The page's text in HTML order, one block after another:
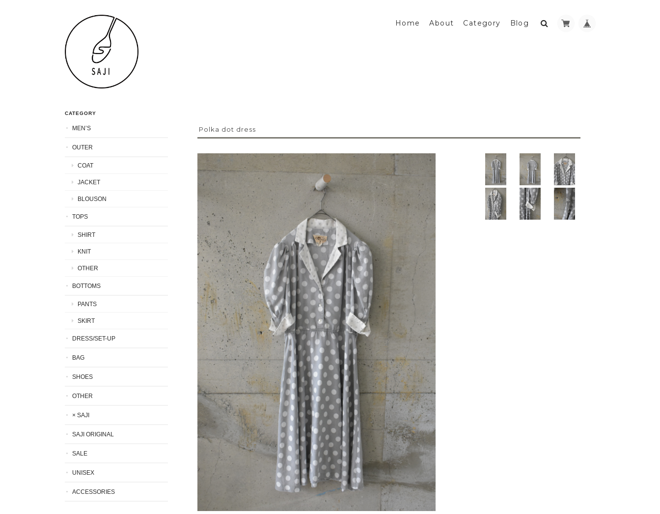
Home About Category Blog
Polka dot dress
CATEGORY
MEN’S
OUTER
COAT
JACKET
BLOUSON
TOPS
SHIRT
KNIT
OTHER
BOTTOMS
PANTS
SKIRT
DRESS/SET-UP
BAG
SHOES
OTHER
× SAJI
SAJI ORIGINAL
SALE
UNISEX
ACCESSORIES